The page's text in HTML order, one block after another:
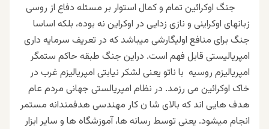
جنگ اوکرائین تمام و کمال استوار بر مسئله دفاع از روسی
زبانهای اوکراینی و نازی زدایی در اوکراین نه بوده، بلکه اساسا
جنگ برای منافع اولیگارشی میباشد که در تعریف سرمایه داری
امپریالیستی قابل فهم است. دراین جنگ طبقه حاکم ستمگر
امپریالیزم روسیه با ناتو یعنی لشکر نیابتی امپریالیزم غرب در
خاک اوکرائین می رزمد. در نظام امپریالستی جهانی مردم عام
هدف هایی اند که بالای شا ن کار مهندسی هدفمندانه مستمر
انجام میشود. یعنی توسط رسانه ها، آموزشگاه ها و سایر ابزار